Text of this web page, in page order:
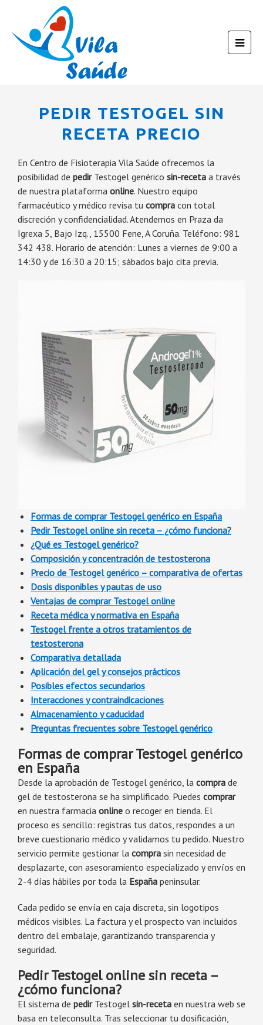
PEDIR TESTOGEL SIN
RECETA PRECIO
En Centro de Fisioterapia Vila Saúde ofrecemos la
posibilidad de pedirTestogel genérico sin-receta a través
de nuestra plataforma online. Nuestro equipo
farmacéutico y médico revisa tu compra con total
discreción y confidencialidad. Atendemos en Praza da
Igrexa 5, Bajo Izq., 15500 Fene, A Coruña. Teléfono: 981
342 438. Horario de atención: Lunes a viernes de 9:00 a
14:30 y de 16:30 a 20:15; sábados bajo cita previa.
Formas de comprar Testogel genérico en España
Pedir Testogel online sin receta – ¿cómo funciona?
¿Qué es Testogel genérico?
Composición y concentración de testosterona
Precio de Testogel genérico – comparativa de ofertas
Dosis disponibles y pautas de uso
Ventajas de comprar Testogel online
Receta médica y normativa en España
Testogel frente a otros tratamientos de
testosterona
Comparativa detallada
Aplicación del gel y consejos prácticos
Posibles efectos secundarios
Interacciones y contraindicaciones
Almacenamiento y caducidad
Preguntas frecuentes sobre Testogel genérico
Formas de comprar Testogel genérico
en España
Desde la aprobación de Testogel genérico, la compra de
gel de testosterona se ha simplificado. Puedes comprar
en nuestra farmacia online o recoger en tienda. El
proceso es sencillo: registras tus datos, respondes a un
breve cuestionario médico y validamos tu pedido. Nuestro
servicio permite gestionar la compra sin necesidad de
desplazarte, con asesoramiento especializado y envíos en
2-4 días hábiles por toda la España peninsular.
Cada pedido se envía en caja discreta, sin logotipos
médicos visibles. La factura y el prospecto van incluidos
dentro del embalaje, garantizando transparencia y
seguridad.
Pedir Testogel online sin receta –
¿cómo funciona?
El sistema de pedirTestogel sin-receta en nuestra web se
basa en teleconsulta. Tras seleccionar tu dosificación,